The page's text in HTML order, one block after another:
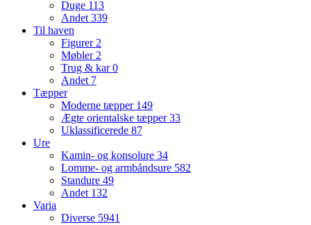
Duge 113
Andet339
Til haven
Figurer2
Møbler2
Trug & kar0
Andet 7
Tæpper
Moderne tæpper 149
Ægte orientalske tæpper33
Uklassificerede 87
Ure
Kamin- og konsolure 34
Lomme- og armbåndsure 582
Standure 49
Andet 132
Varia
Diverse 5941